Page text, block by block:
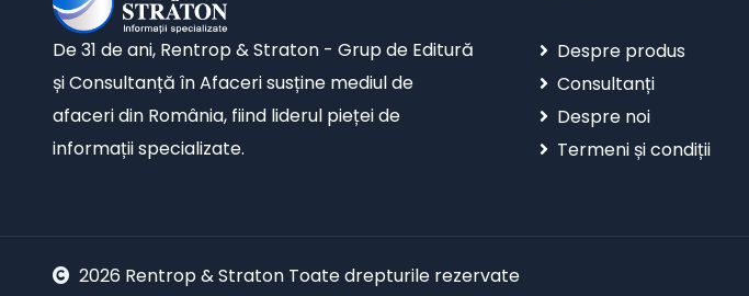
De 31 de ani, Rentrop & Straton - Grup de Editură
și Consultanță în Afaceri susține mediul de
afaceri din România, fiind liderul pieței de
informații specializate.
Despre produs
Consultanți
Despre noi
Termeni și condiții
2026 Rentrop & Straton Toate drepturile rezervate